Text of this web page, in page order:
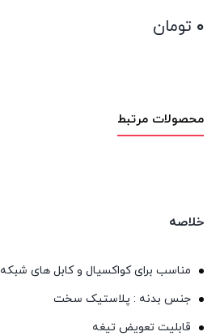
۰ تومان
محصولات مرتبط
خلاصه
مناسب برای کواکسیال و کابل های شبکه
جنس بدنه : پلاستیک سخت
قابلیت تعویض تیغه